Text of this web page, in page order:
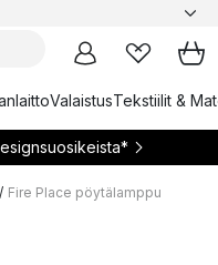
ValaistusTekstiilit &
/ Fire Place pöytälamppu